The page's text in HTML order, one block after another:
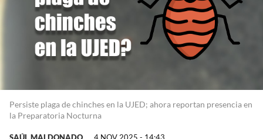
Persiste plaga de chinches en la UJED; ahora reportan presencia en
la Preparatoria Nocturna